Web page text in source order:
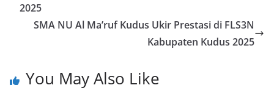
2025
SMA NU Al Ma’ruf Kudus Ukir Prestasi di FLS3N
Kabupaten Kudus 2025
You May Also Like